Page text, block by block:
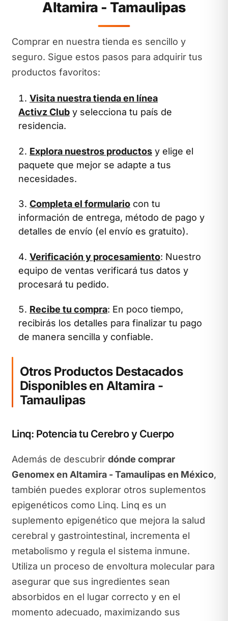
Altamira - Tamaulipas
Comprar en nuestra tienda es sencillo y
seguro. Sigue estos pasos para adquirir tus
productos favoritos:
Visita nuestra tienda en línea
Activz Club y selecciona tu país de
residencia.
Explora nuestros productos y elige el
paquete que mejor se adapte a tus
necesidades.
Completa el formulario con tu
información de entrega, método de pago y
detalles de envío (el envío es gratuito).
Verificación y procesamiento: Nuestro
equipo de ventas verificará tus datos y
procesará tu pedido.
Recibe tu compra: En poco tiempo,
recibirás los detalles para finalizar tu pago
de manera sencilla y confiable.
Otros Productos Destacados
Disponibles en Altamira -
Tamaulipas
Linq: Potencia tu Cerebro y Cuerpo
Además de descubrir dónde comprar
Genomex en Altamira - Tamaulipas en México,
también puedes explorar otros suplementos
epigenéticos como Linq. Linq es un
suplemento epigenético que mejora la salud
cerebral y gastrointestinal, incrementa el
metabolismo y regula el sistema inmune.
Utiliza un proceso de envoltura molecular para
asegurar que sus ingredientes sean
absorbidos en el lugar correcto y en el
momento adecuado, maximizando sus